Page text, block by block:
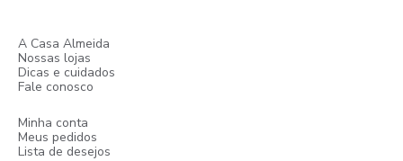
A Casa Almeida
Nossas lojas
Dicas e cuidados
Fale conosco
Minha conta
Meus pedidos
Lista de desejos